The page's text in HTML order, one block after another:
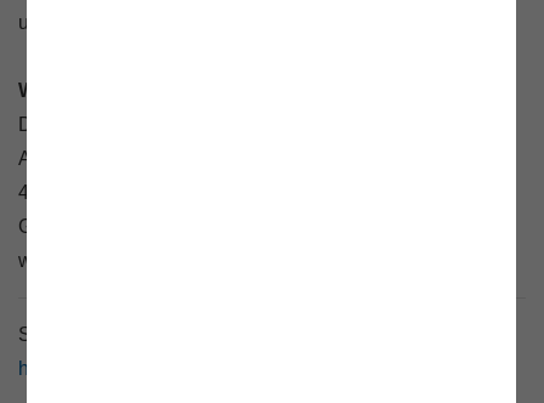
unter dem Stand des Vorjahres.
Weniger Gasimporte und -exporte
Die physikalischen Importe aus dem benachbarten
Ausland lagen im Berichtsmonat mit rund 14 TWh um
4,1% unter dem Vergleichswert des Vorjahres.
Gleichzeitig wurde mit rund 4,3 TWh um 18,3% auch
weniger Gas exportiert als im April 2025.
Surftipp:
https://www.e-control.at/statistik